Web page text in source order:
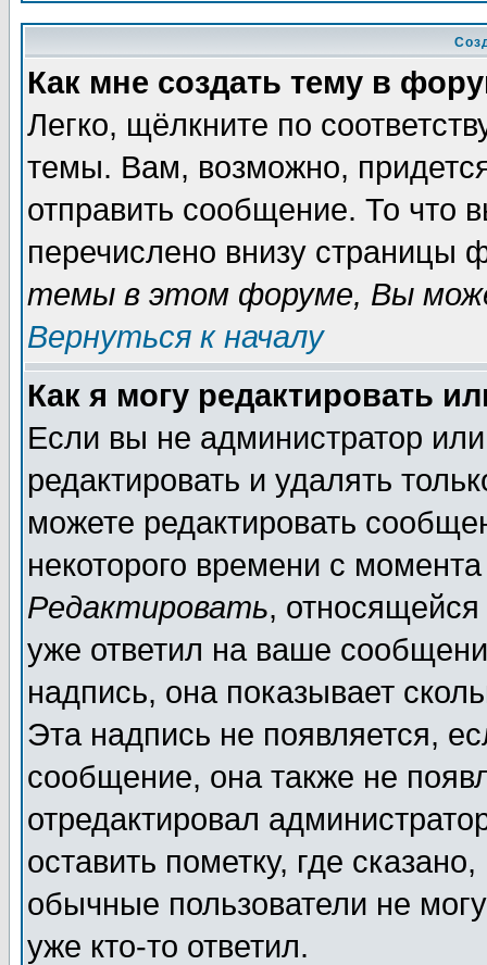
Как мне создать тему в
Легко, щёлкните по
темы. Вам, возможно,
отправить сообщение. То что
перечислено внизу страницы
темы в этом форуме, Вы
Вернуться к началу
Как я могу редактировать
Если вы не администратор
редактировать и удалять
можете редактировать
некоторого времени с
Редактировать,
уже ответил на ваше
надпись, она показывает
Эта надпись не появляется,
сообщение, она также не
отредактировал
оставить пометку, где
обычные пользователи не
уже кто-то ответил.